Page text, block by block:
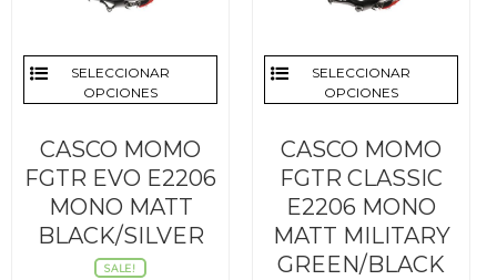
SELECCIONAR
OPCIONES
CASCO MOMO
FGTR EVO E2206
MONO MATT
BLACK/SILVER
SALE!
SELECCIONAR
OPCIONES
CASCO MOMO
FGTR CLASSIC
E2206 MONO
MATT MILITARY
GREEN/BLACK